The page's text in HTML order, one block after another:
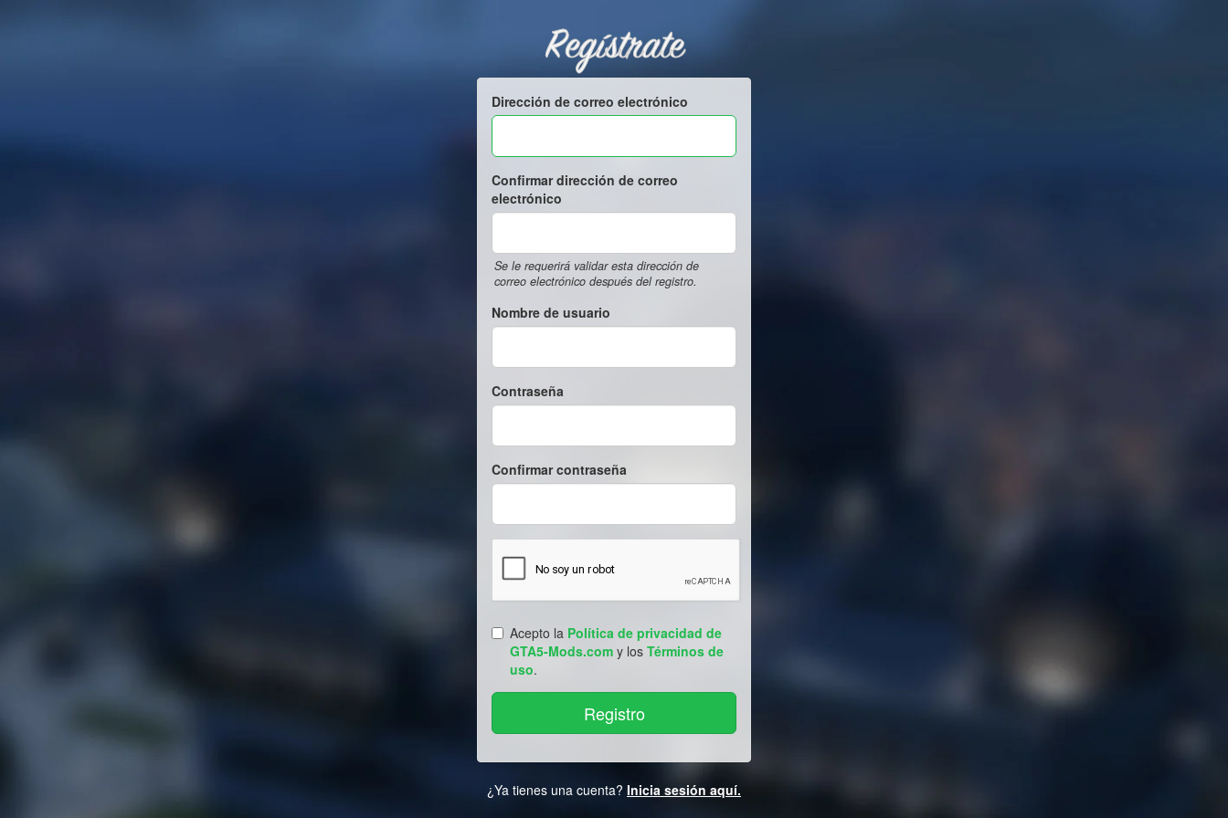
Regístrate
Dirección de correo electrónico
Confirmar dirección de correo
electrónico
Se le requerirá validar esta dirección de
correo electrónico después del registro.
Nombre de usuario
Contraseña
Confirmar contraseña
Acepto la Política de privacidad de
GTA5-Mods.com y los Términos de
uso.
¿Ya tienes una cuenta? Inicia sesión aquí.